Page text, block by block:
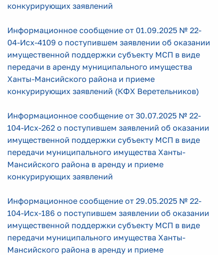
конкурирующих заявлений
Информационное сообщение от 01.09.2025 № 22-
04-Исх-4109 о поступившем заявлении об оказании
имущественной поддержки субъекту МСП в виде
передачи в аренду муниципального имущества
Ханты-Мансийского района и приеме
конкурирующих заявлений (КФХ Веретельников)
Информационное сообщение от 30.07.2025 № 22-
104-Исх-262 о поступившем заявлений об оказании
имущественной поддержки субъекту МСП в виде
передачи муниципального имущества Ханты-
Мансийского района в аренду и приеме
конкурирующих заявлений
Информационное сообщение от 29.05.2025 № 22-
104-Исх-186 о поступившем заявлении об оказании
имущественной поддержки субъекту МСП в виде
передачи муниципального имущества Ханты-
Мансийского района в аренду и приеме